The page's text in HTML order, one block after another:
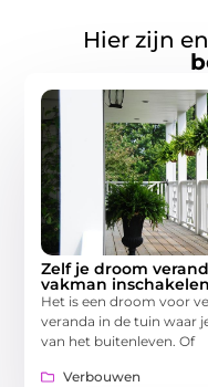
Hier zijn
Zelf je droom
vakman
Het is een droom voor
veranda in de tuin waar
van het buitenleven. Of
Verbouwen